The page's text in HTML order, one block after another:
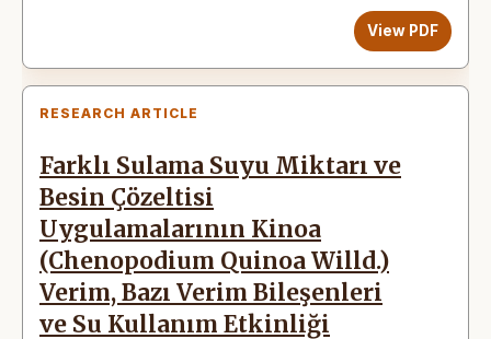
View PDF
RESEARCH ARTICLE
Farklı Sulama Suyu Miktarı ve
Besin Çözeltisi
Uygulamalarının Kinoa
(Chenopodium Quinoa Willd.)
Verim, Bazı Verim Bileşenleri
ve Su Kullanım Etkinliği